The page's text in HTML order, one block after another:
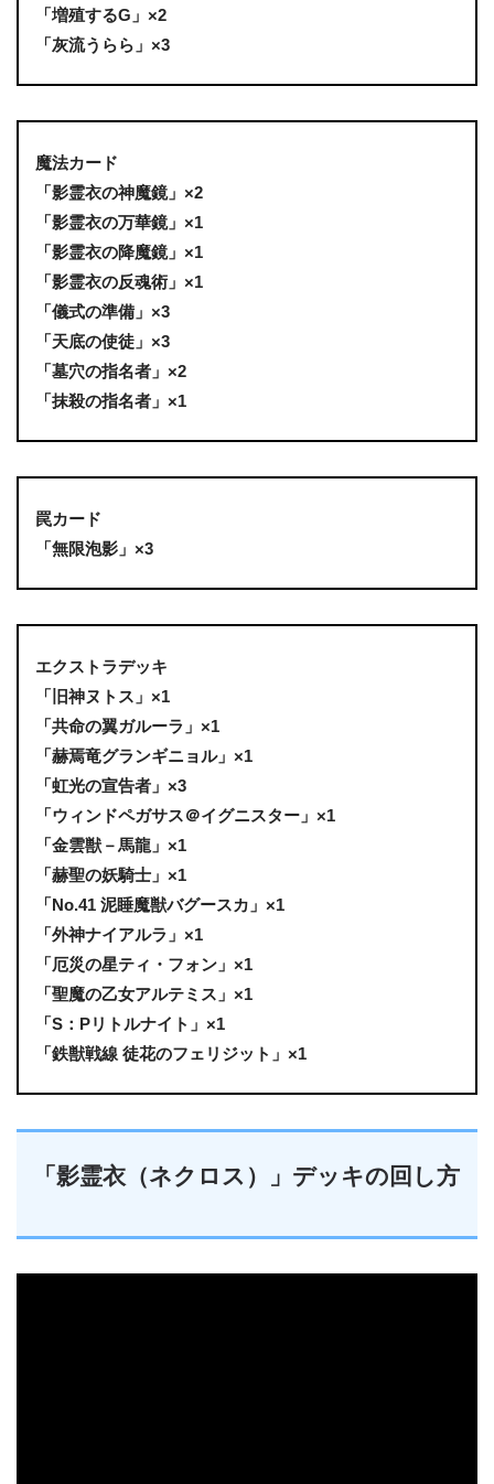
「増殖するG」×2
「灰流うらら」×3
魔法カード
「影霊衣の神魔鏡」×2
「影霊衣の万華鏡」×1
「影霊衣の降魔鏡」×1
「影霊衣の反魂術」×1
「儀式の準備」×3
「天底の使徒」×3
「墓穴の指名者」×2
「抹殺の指名者」×1
罠カード
「無限泡影」×3
エクストラデッキ
「旧神ヌトス」×1
「共命の翼ガルーラ」×1
「赫焉竜グランギニョル」×1
「虹光の宣告者」×3
「ウィンドペガサス＠イグニスター」×1
「金雲獣－馬龍」×1
「赫聖の妖騎士」×1
「No.41 泥睡魔獣バグースカ」×1
「外神ナイアルラ」×1
「厄災の星ティ・フォン」×1
「聖魔の乙女アルテミス」×1
「S：Pリトルナイト」×1
「鉄獣戦線 徒花のフェリジット」×1
「影霊衣（ネクロス）」デッキの回し方